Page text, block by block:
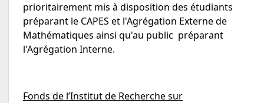
prioritairement mis à disposition des étudiants
préparant le CAPES et l'Agrégation Externe de
Mathématiques ainsi qu'au public préparant
l'Agrégation Interne.
Fonds de l’Institut de Recherche sur